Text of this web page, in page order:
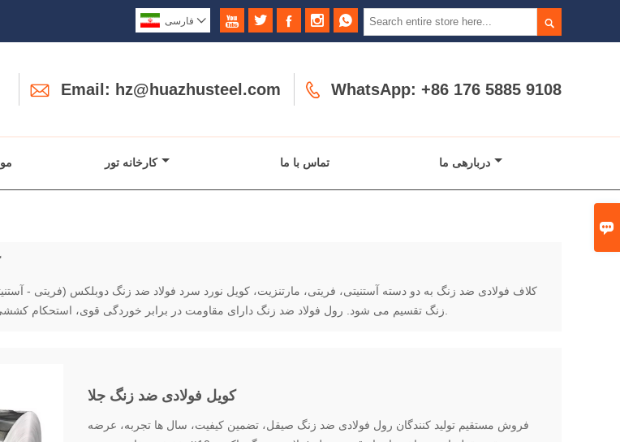


     فارسی 
 Email: hz@huazhusteel.com  WhatsApp: +86 176 5885 9108
کارخانه تور تماس با ما دربارهی ما
کلاف فولادی ضد زنگ به دو دسته آستنیتی، فریتی، مارتنزیت، کویل نورد سرد فولاد ضد زنگ دوبلکس (فریتی -
کویل فولادی ضد زنگ جلا
فروش مستقیم تولید کنندگان رول فولادی ضد زنگ صیقل، تضمین کیفیت، سال ها تجربه، عرضه